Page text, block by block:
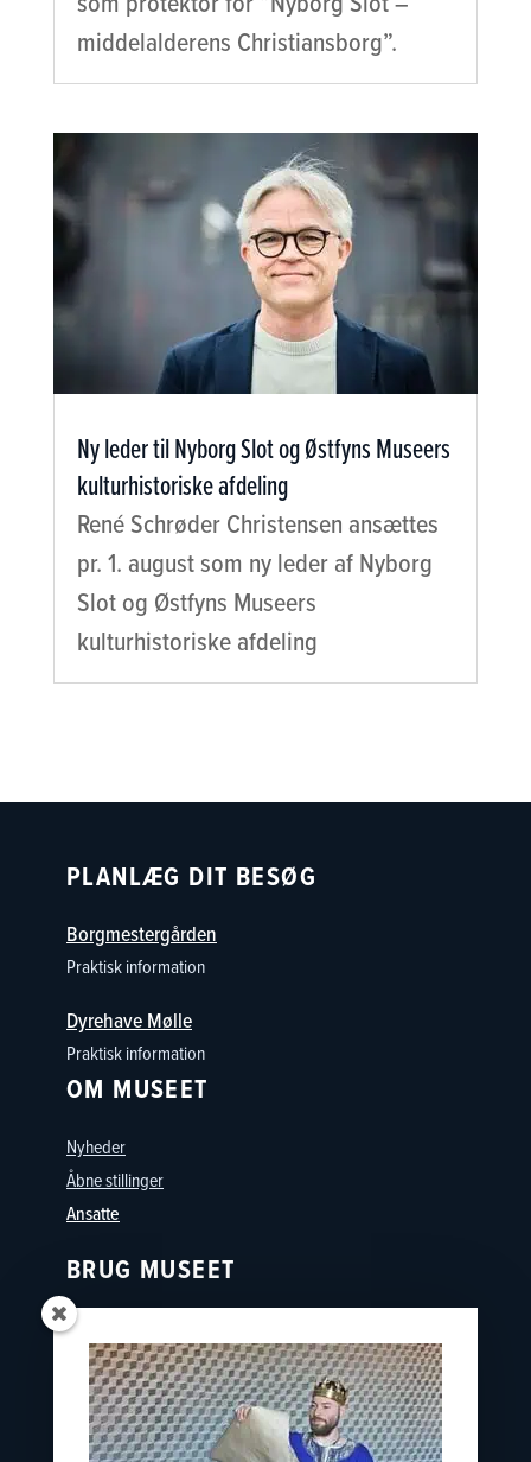
middelalderens Christiansborg”.
Ny leder til Nyborg Slot og Østfyns Museers
kulturhistoriske afdeling
René Schrøder Christensen ansættes
pr. 1. august som ny leder af Nyborg
Slot og Østfyns Museers
kulturhistoriske afdeling
PLANLÆG DIT BESØG
Borgmestergården
Praktisk information
Dyrehave Mølle
Praktisk information
OM MUSEET
Nyheder
Åbne stillinger
Ansatte
BRUG MUSEET
Oplevelser
Skoler
Østfyns Museer
Nyborg Museumsforening